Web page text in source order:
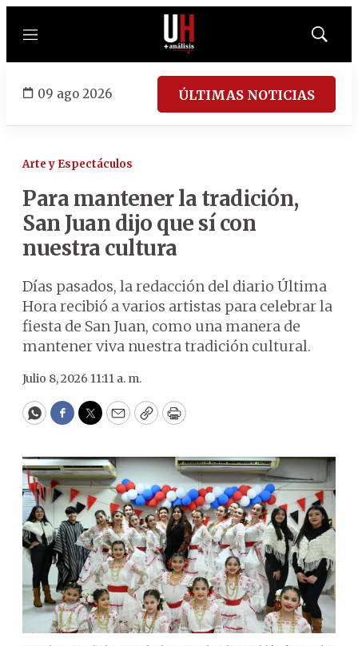
Menú
Mostrar
09 ago 2026 ÚLTIMAS NOTICIAS
Arte y Espectáculos
Para mantener la tradición,
San Juan dijo que sí con
nuestra cultura
Días pasados, la redacción del diario Última
Hora recibió a varios artistas para celebrar la
fiesta de San Juan, como una manera de
mantener viva nuestra tradición cultural.
Julio 8, 2026 11:11 a. m.
WhatsApp
Facebook
Twitter
EmailCopyPrint